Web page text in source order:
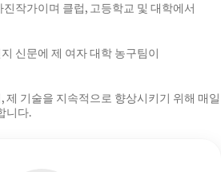
작가이며 클럽, 고등학교 및 대학에서
신문에 제 여자 대학 농구팀이
제 기술을 지속적으로 향상시키기 위해 매일
니다.